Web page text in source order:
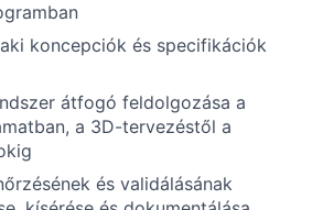
koncepciók és specifikációk
átfogó feldolgozása a
a 3D-tervezéstől a
és validálásának